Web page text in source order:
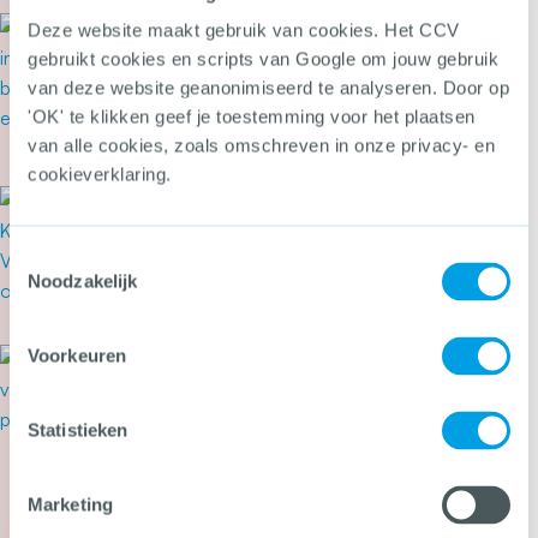
Deze website maakt gebruik van cookies. Het CCV
gebruikt cookies en scripts van Google om jouw gebruik
van deze website geanonimiseerd te analyseren. Door op
'OK' te klikken geef je toestemming voor het plaatsen
van alle cookies, zoals omschreven in onze privacy- en
cookieverklaring.
Toestemmingsselectie
Noodzakelijk
Voorkeuren
Statistieken
Marketing
6 augustus 2026
Eisen en voorwaarden
merkgebonden opleiding
inbouwspecialist
Meer over Eisen en voorwaarden
Het CCV actualiseert regels
dwingt tot een ongemakkelijke
Meer over Secondant: geweld op Pride